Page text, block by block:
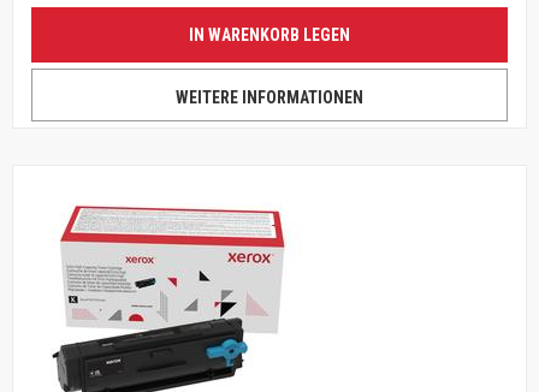
IN WARENKORB LEGEN
WEITERE INFORMATIONEN